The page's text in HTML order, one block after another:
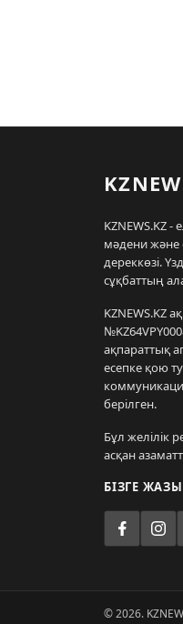
KZNEWS.KZ -
мәдени және
дереккөзі.
сұқбаттың
KZNEWS.KZ
ақпараттық
есепке қою
берілген.
Бұл желілік
асқан
БІЗГЕ
© 2026.